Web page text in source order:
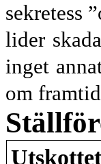
sekretess
lider
inget
om